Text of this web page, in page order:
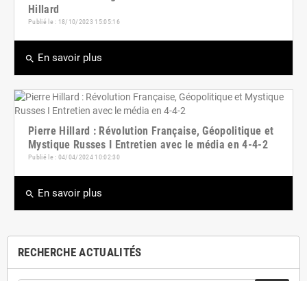
RECHERCHE ACTUALITÉS
Hillard
Publié le : 18/10/2023 15:05:16
search En savoir plus
Pierre Hillard : Révolution Française, Géopolitique et
Mystique Russes I Entretien avec le média en 4-4-2
Publié le : 04/04/2024 10:02:30
search En savoir plus